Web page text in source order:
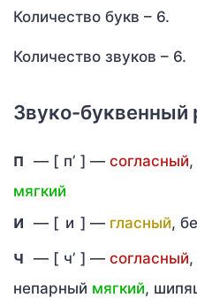
Количество букв – 6.
Количество звуков – 6.
Звуко-буквенный
п — [ п’ ] — согласный
мягкий
и — [ и ] — гласный,
ч — [ ч’ ] — согласный
непарный мягкий,